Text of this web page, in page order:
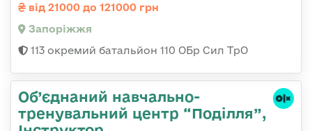
від 21000 до 121000 грн
Запоріжжя
113 окремий батальйон 110 ОБр Сил ТрО
Об’єднаний навчально-
тренувальний центр “Поділля”,